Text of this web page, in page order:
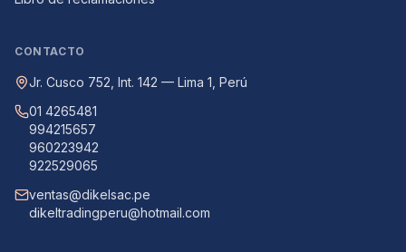
CONTACTO
Jr. Cusco 752, Int. 142 — Lima 1, Perú
01 4265481
994215657
960223942
922529065
ventas@dikelsac.pe
dikeltradingperu@hotmail.com